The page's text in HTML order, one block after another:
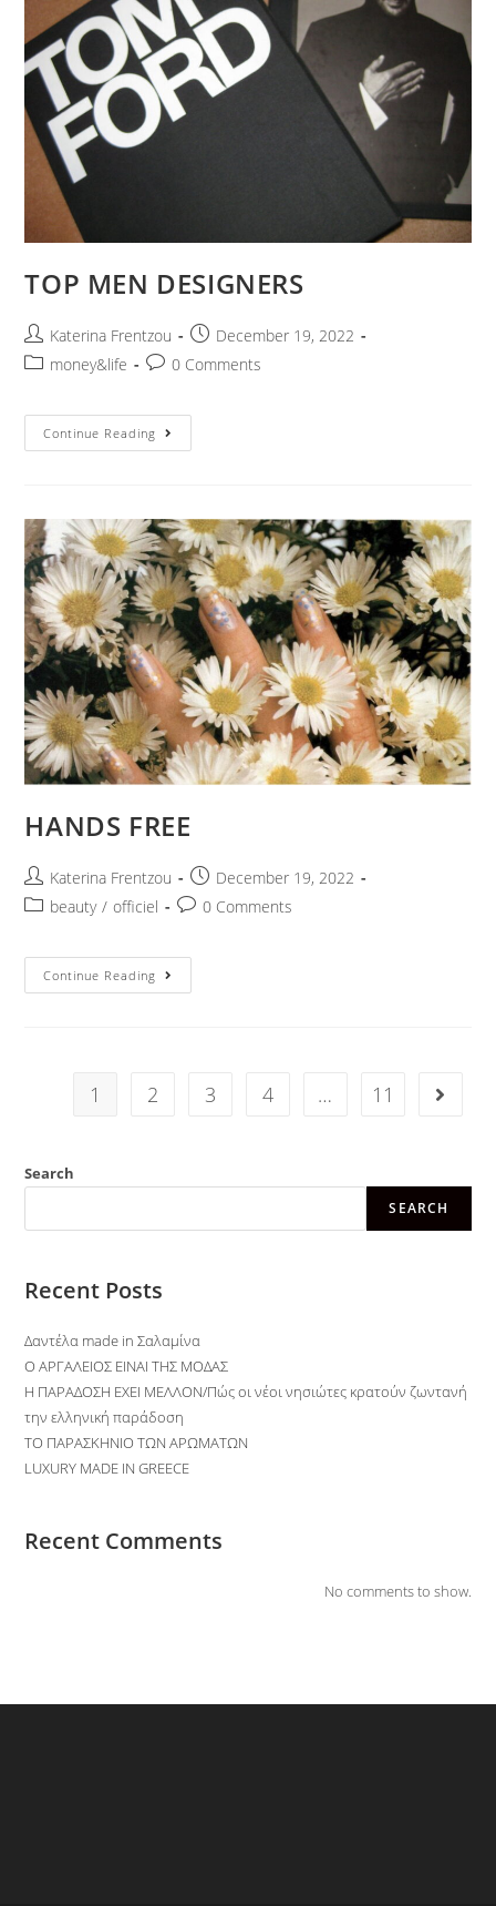
TOP MEN DESIGNERS
Katerina Frentzou
December 19, 2022
money&life
0 Comments
Continue Reading
HANDS FREE
Katerina Frentzou
December 19, 2022
beauty / officiel 0 Comments
Continue Reading
1 2 3 4 … 11
Search
SEARCH
Recent Posts
Δαντέλα made in Σαλαμίνα
O ΑΡΓΑΛΕΙΟΣ ΕΙΝΑΙ ΤΗΣ ΜΟΔΑΣ
Η ΠΑΡΑΔΟΣΗ ΕΧΕΙ ΜΕΛΛΟΝ/Πώς οι νέοι νησιώτες κρατούν ζωντανή
την ελληνική παράδοση
ΤΟ ΠΑΡΑΣΚΗΝΙΟ ΤΩΝ ΑΡΩΜΑΤΩΝ
LUXURY MADE IN GREECE
Recent Comments
No comments to show.